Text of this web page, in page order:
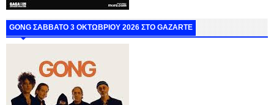
GONG ΣΑΒΒΑΤΟ 3 ΟΚΤΩΒΡΙΟΥ 2026 ΣΤΟ GAZARTE